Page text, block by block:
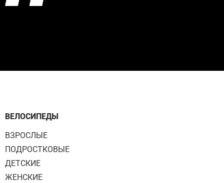
ВЕЛОСИПЕДЫ
ВЗРОСЛЫЕ
ПОДРОСТКОВЫЕ
ДЕТСКИЕ
ЖЕНСКИЕ